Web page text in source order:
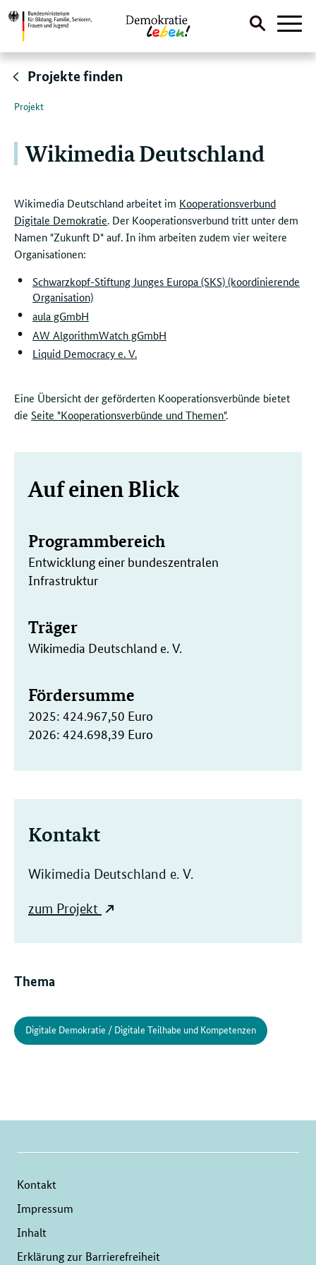
Direktlink:
Suche
Projekte finden
Projekt
Wikimedia Deutschland
Wikimedia Deutschland arbeitet im Kooperationsverbund
Digitale Demokratie. Der Kooperationsverbund tritt unter dem
Namen "Zukunft D" auf. In ihm arbeiten zudem vier weitere
Organisationen:
Schwarzkopf-Stiftung Junges Europa (SKS) (koordinierende
Organisation)
aula gGmbH
AW AlgorithmWatch gGmbH
Liquid Democracy e. V.
Eine Übersicht der geförderten Kooperationsverbünde bietet
die Seite "Kooperationsverbünde und Themen".
Weitere
Auf einen Blick
Programmbereich
Entwicklung einer bundeszentralen
Infrastruktur
Träger
Wikimedia Deutschland e. V.
Fördersumme
2025: 424.967,50 Euro
2026: 424.698,39 Euro
Kontakt
Wikimedia Deutschland e. V.
zum Projekt
Thema
Digitale Demokratie / Digitale Teilhabe und Kompetenzen
Kontakt
Impressum
Inhalt
Erklärung zur Barrierefreiheit